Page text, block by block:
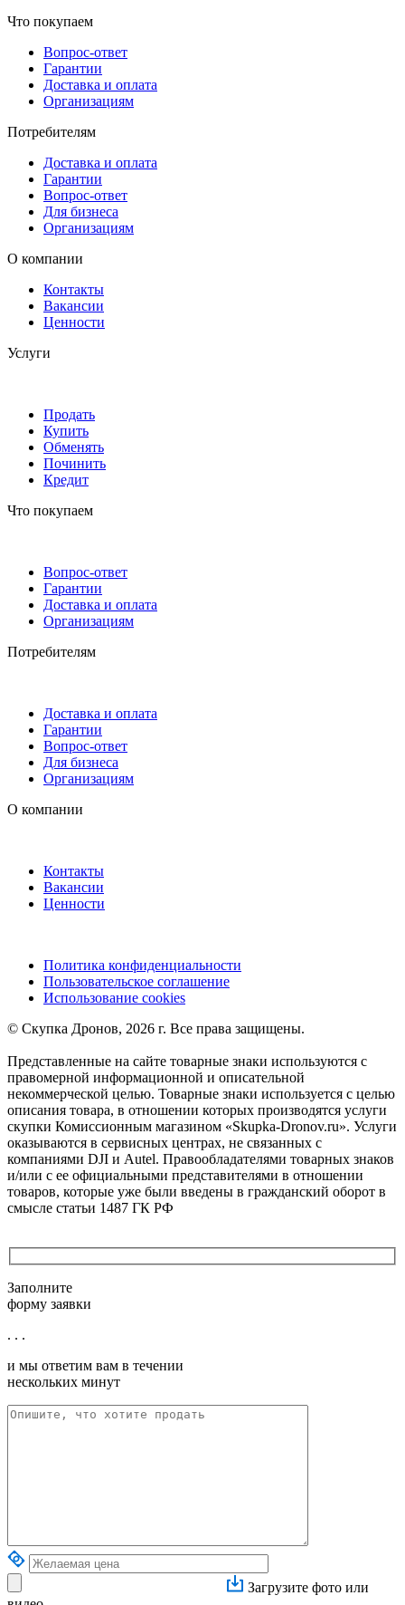
Что покупаем
Вопрос-ответ
Гарантии
Доставка и оплата
Организациям
Потребителям
Доставка и оплата
Гарантии
Вопрос-ответ
Для бизнеса
Организациям
О компании
Контакты
Вакансии
Ценности
Услуги
Продать
Купить
Обменять
Починить
Кредит
Что покупаем
Вопрос-ответ
Гарантии
Доставка и оплата
Организациям
Потребителям
Доставка и оплата
Гарантии
Вопрос-ответ
Для бизнеса
Организациям
О компании
Контакты
Вакансии
Ценности
Политика конфиденциальности
Пользовательское соглашение
Использование cookies
©️ Скупка Дронов, 2026 г. Все права защищены.
Представленные на сайте товарные знаки используются с
правомерной информационной и описательной
некоммерческой целью. Товарные знаки используется с целью
описания товара, в отношении которых производятся услуги
скупки Комиссионным магазином «Skupka-Dronov.ru». Услуги
оказываются в сервисных центрах, не связанных с
компаниями DJI и Autel. Правообладателями товарных знаков
и/или с ее официальными представителями в отношении
товаров, которые уже были введены в гражданский оборот в
смысле статьи 1487 ГК РФ
Заполните
форму заявки
. . .
и мы ответим вам в течении
нескольких минут
Загрузите фото или